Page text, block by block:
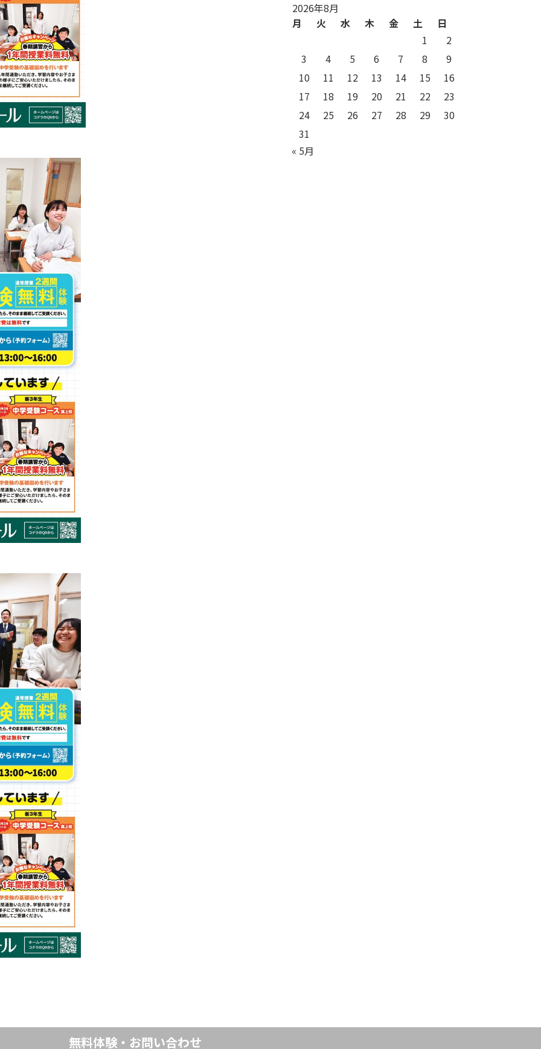
2026年8月
月
火 水 木 金 土
日
1
2
3
4 5 6 7 8
9
10
11 12 13 14 15
16
17
18 19 20 21 22
23
24
25 26 27 28 29
30
31
« 5月
無料体験・お問い合わせ